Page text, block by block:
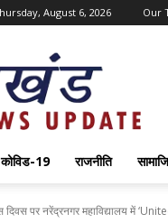
August 6, 2026 Our
Uttarakhand
News
Update
कोविड-19 राजनीति
दिवस पर नरेंद्रनगर महाविद्यालय में